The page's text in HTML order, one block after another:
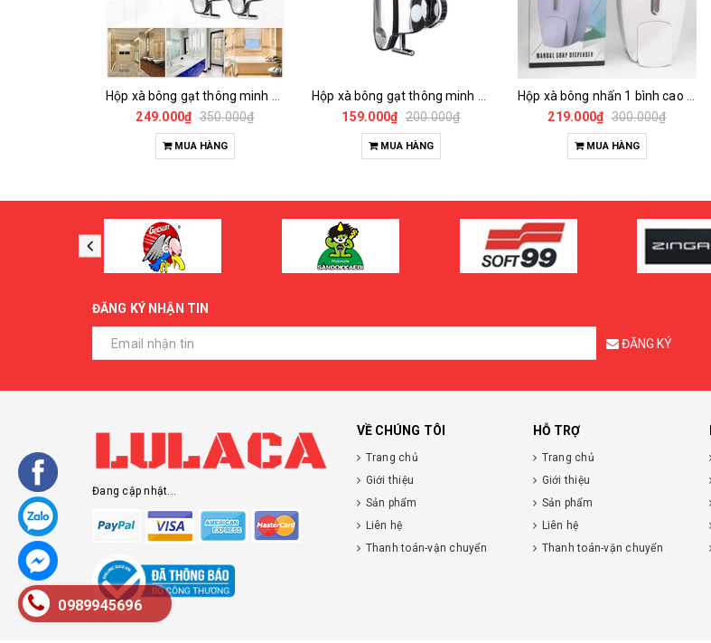
249.000₫ 350.000₫
MUA HÀNG
159.000₫ 200.000₫
MUA HÀNG
219.000₫ 300.000₫
MUA HÀNG
ĐĂNG KÝ NHẬN TIN
ĐĂNG KÝ
Đang cập nhật...
VỀ CHÚNG TÔI
Trang chủ
Giới thiệu
Sản phẩm
Liên hệ
Thanh toán-vận chuyển
HỖ TRỢ
Trang chủ
Giới thiệu
Sản phẩm
Liên hệ
Thanh toán-vận chuyển
0989945696